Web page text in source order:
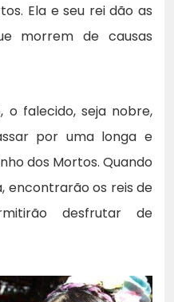
Ela e seu rei dão as
morrem de causas
o falecido, seja nobre,
por uma longa e
dos Mortos. Quando
encontrarão os reis de
desfrutar de